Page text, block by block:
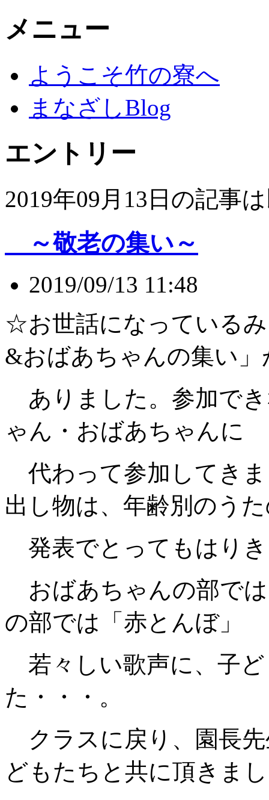
メニュー
ようこそ竹の寮へ
まなざしBlog
エントリー
2019年09月13日の記事
～敬老の集い～
2019/09/13 11:48
☆お世話になっている
&おばあちゃんの集い」
ありました。参加で
ゃん・おばあちゃんに
代わって参加してき
出し物は、年齢別のう
発表でとってもはり
おばあちゃんの部で
の部では「赤とんぼ」
若々しい歌声に、子
た・・・。
クラスに戻り、園長
どもたちと共に頂きま